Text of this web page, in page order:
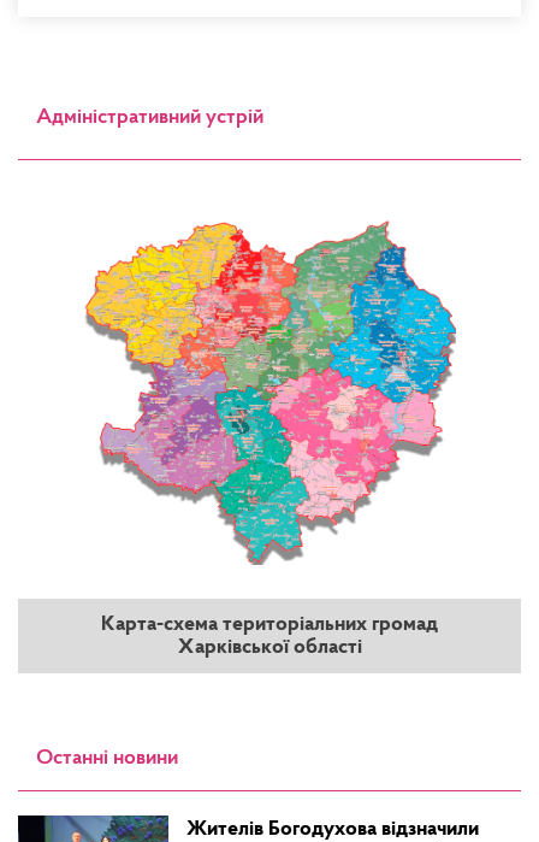
Адміністративний устрій
Карта-схема територіальних громад
Харківської області
Останні новини
Жителів Богодухова відзначили